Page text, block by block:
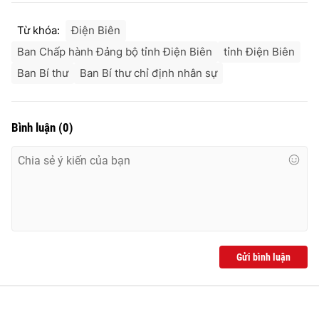
Từ khóa:
Điện Biên
Ban Chấp hành Đảng bộ tỉnh Điện Biên
tỉnh Điện Biên
Ban Bí thư
Ban Bí thư chỉ định nhân sự
Bình luận (0)
Gửi bình luận